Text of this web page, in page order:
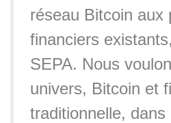
réseau Bitcoin aux
financiers
SEPA. Nous
univers, Bitcoin et
traditionnelle, dans